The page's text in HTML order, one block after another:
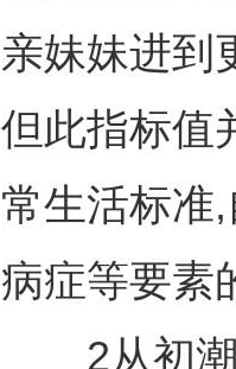
亲妹妹进到
但此指标值
常生活标准
病症等要素
2从初